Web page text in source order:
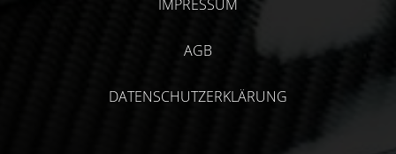
IMPRESSUM
AGB
DATENSCHUTZERKLÄRUNG